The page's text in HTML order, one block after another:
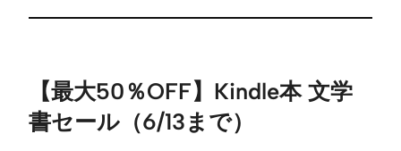
【最大50％OFF】Kindle本 文学
書セール（6/13まで）